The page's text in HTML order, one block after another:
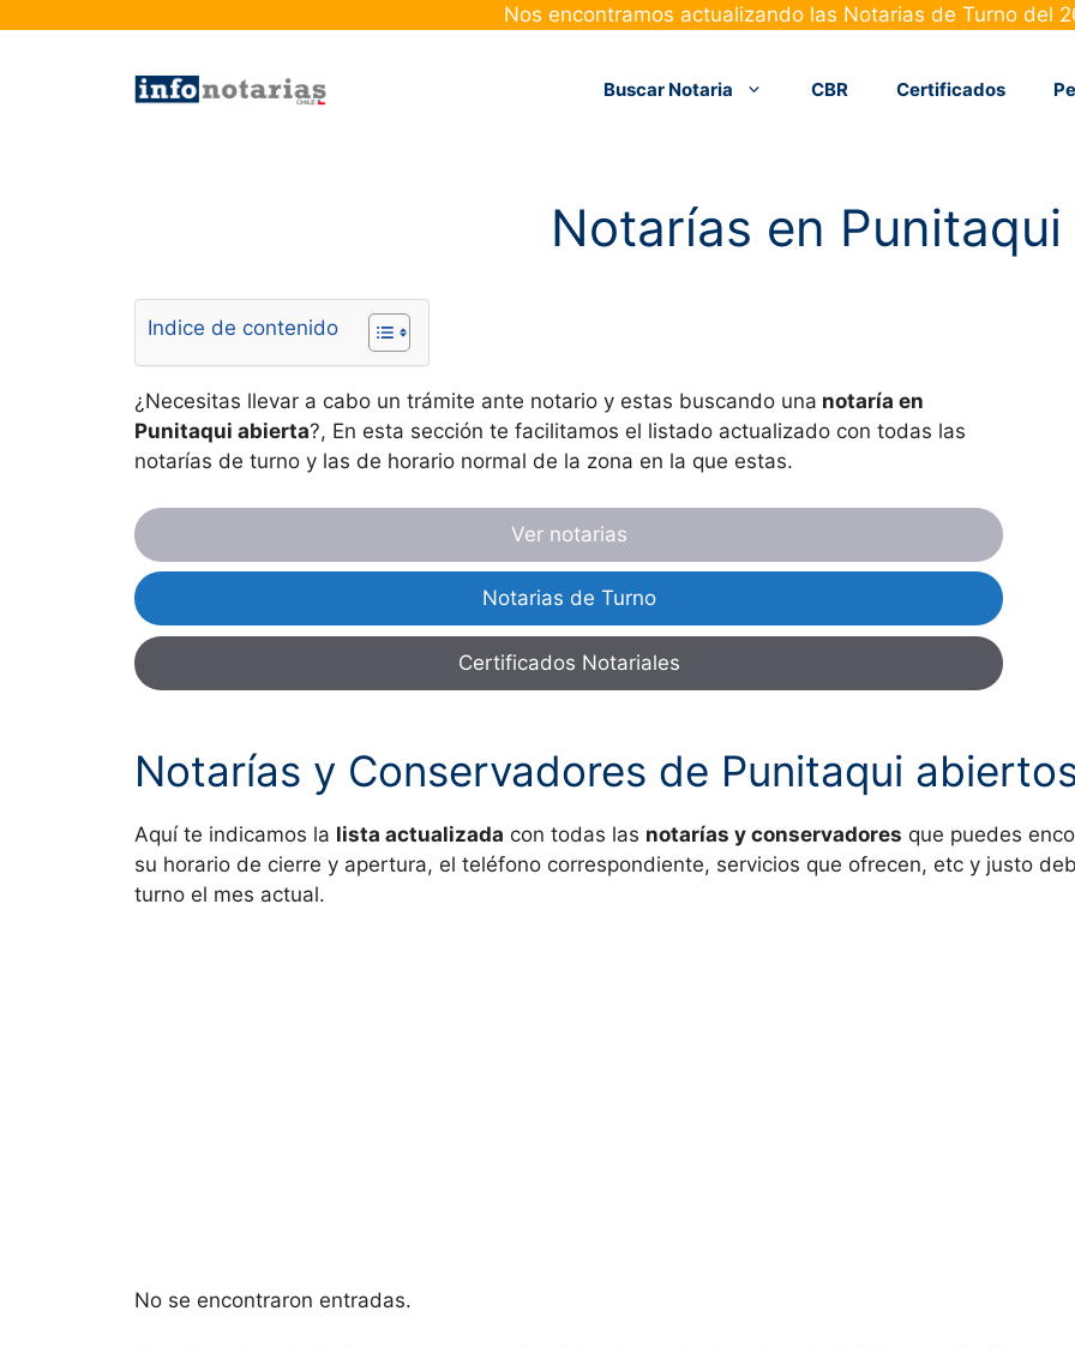
Nos encontramos actualizando las Notarias de Turno del
Buscar Notaria CBR Certificados
Notarías en Punitaqui
Indice de contenido
¿Necesitas llevar a cabo un trámite ante notario y estas buscando una notaría en
Punitaqui abierta?, En esta sección te facilitamos el listado actualizado con todas las
notarías de turno y las de horario normal de la zona en la que estas.
Ver notarias
Notarias de Turno
Certificados Notariales
Notarías y Conservadores de Punitaqui
Aquí te indicamos la lista actualizada con todas las notarías y conservadores que puedes
su horario de cierre y apertura, el teléfono correspondiente, servicios que ofrecen, etc y justo
turno el mes actual.
No se encontraron entradas.